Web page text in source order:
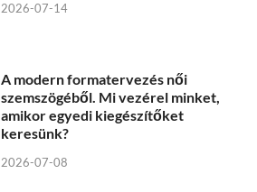
2026-07-14
A modern formatervezés női
szemszögéből. Mi vezérel minket,
amikor egyedi kiegészítőket
keresünk?
2026-07-08